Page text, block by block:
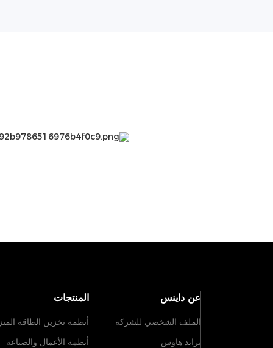
عن داينس
الملف الشخصي للشركة
براند هاوس
المنتجات
أنظمة تخزين الطاقة
أنظمة الأعمال والصناعة